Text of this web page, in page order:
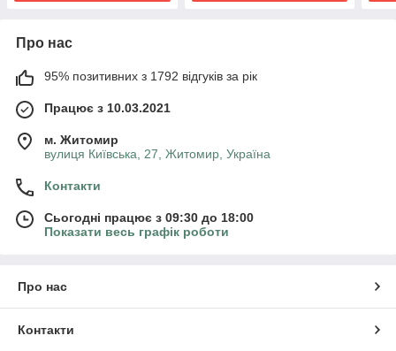
Про нас
95% позитивних з 1792 відгуків за рік
Працює з 10.03.2021
м. Житомир
вулиця Київська, 27, Житомир, Україна
Контакти
Сьогодні працює з 09:30 до 18:00
Показати весь графік роботи
Про нас
Контакти